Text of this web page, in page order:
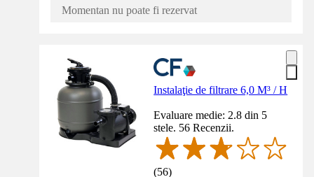
Momentan nu poate fi rezervat
Instalaţie de filtrare 6,0 M³ / H
Evaluare medie: 2.8 din 5
stele. 56 Recenzii.
(56)